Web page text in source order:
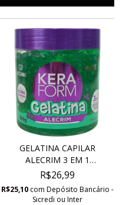
GELATINA CAPILAR
ALECRIM 3 EM 1
RESTAURA...
R$26,99
R$25,10 com Depósito Bancário -
Sicredi ou Inter